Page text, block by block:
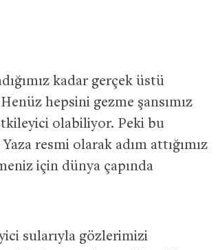
kadar gerçek üstü
hepsini gezme şansımız
olabiliyor. Peki bu
resmi olarak adım attığımız
için dünya çapında
sularıyla gözlerimizi